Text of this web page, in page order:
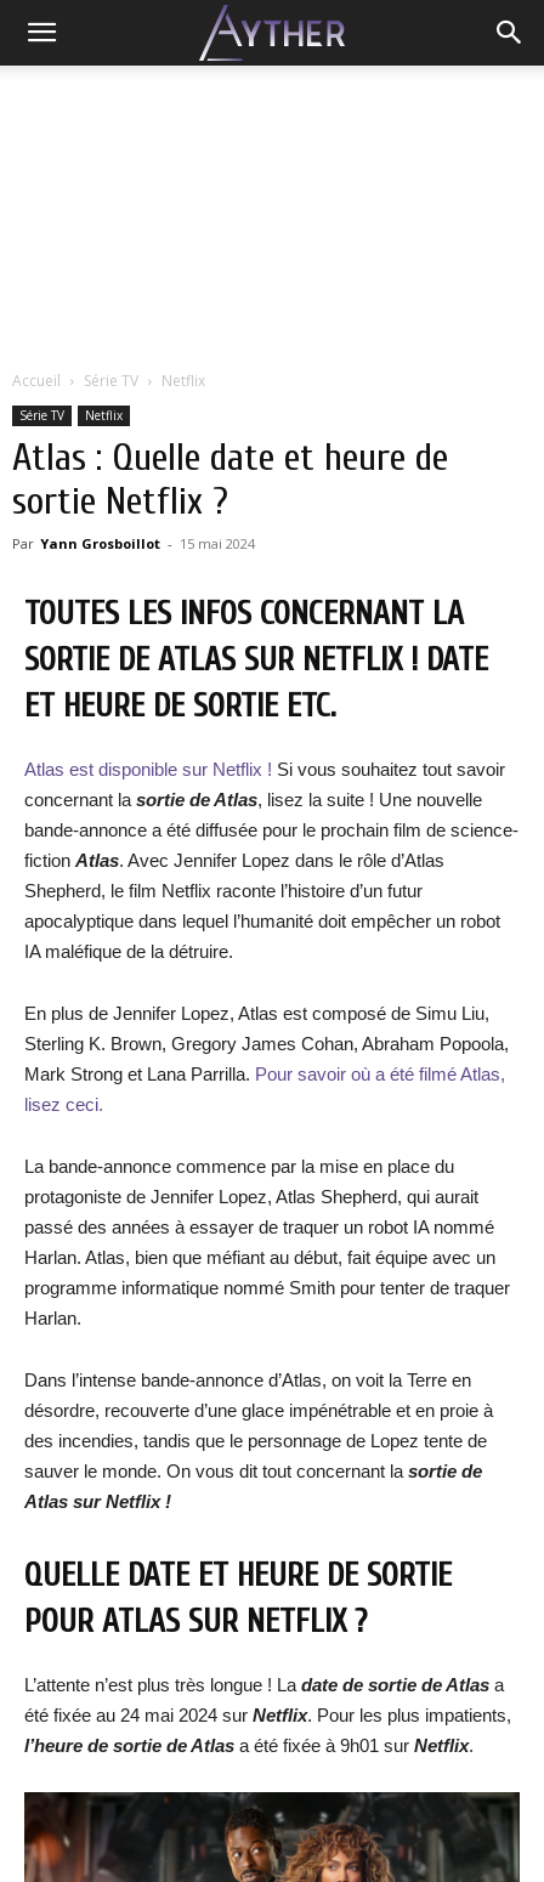
Accueil Série TV Netflix
Série TV Netflix
Atlas : Quelle date et heure de
sortie Netflix ?
Par Yann Grosboillot - 15 mai 2024
TOUTES LES INFOS CONCERNANT LA
SORTIE DE ATLAS SUR NETFLIX ! DATE
ET HEURE DE SORTIE ETC.
Atlas est disponible sur Netflix ! Si vous souhaitez tout savoir
concernant la sortie deAtlas, lisez la suite ! Une nouvelle
bande-annonce a été diffusée pour le prochain film de science-
fiction Atlas. Avec Jennifer Lopez dans le rôle d’Atlas
Shepherd, le film Netflix raconte l’histoire d’un futur
apocalyptique dans lequel l’humanité doit empêcher un robot
IA maléfique de la détruire.
En plus de Jennifer Lopez, Atlas est composé de Simu Liu,
Sterling K. Brown, Gregory James Cohan, Abraham Popoola,
Mark Strong et Lana Parrilla. Pour savoir où a été filmé Atlas,
lisez ceci.
La bande-annonce commence par la mise en place du
protagoniste de Jennifer Lopez, Atlas Shepherd, qui aurait
passé des années à essayer de traquer un robot IA nommé
Harlan. Atlas, bien que méfiant au début, fait équipe avec un
programme informatique nommé Smith pour tenter de traquer
Harlan.
Dans l’intense bande-annonce d’Atlas, on voit la Terre en
désordre, recouverte d’une glace impénétrable et en proie à
des incendies, tandis que le personnage de Lopez tente de
sauver le monde. On vous dit tout concernant la sortie de
Atlas sur Netflix !
QUELLE DATE ET HEURE DE SORTIE
POURATLASSUR NETFLIX ?
L’attente n’est plus très longue ! La date de sortie deAtlas a
été fixée au 24 mai 2024 sur Netflix. Pour les plus impatients,
l’heure de sortie deAtlas a été fixée à 9h01 sur Netflix.